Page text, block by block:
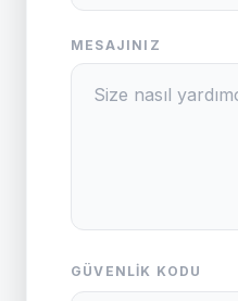
MESAJINIZ
GÜVENLIK KODU